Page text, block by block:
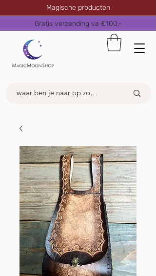
Magische producten
Gratis verzending va €100,-